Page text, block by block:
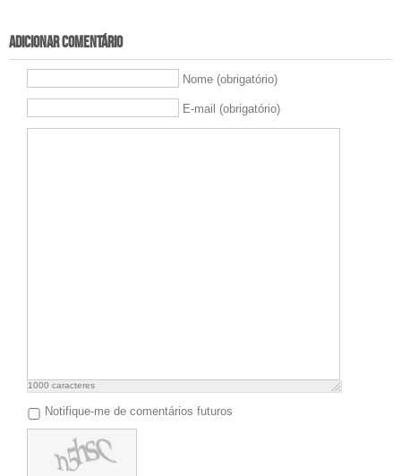
Adicionar comentário
Nome (obrigatório)
E-mail (obrigatório)
1000 caracteres
Notifique-me de comentários futuros